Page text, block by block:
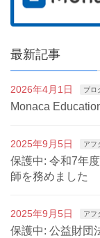
最新記事
2026年4月1日 ブロ
Monaca
2025年9月5日 アフ
保護中: 令和7年
師を務めました
2025年9月5日 アフ
保護中: 公益財団